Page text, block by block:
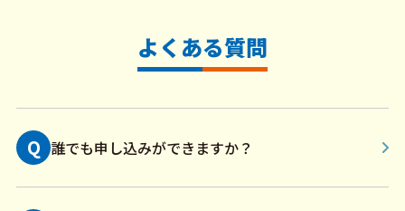
よくある質問
Q 誰でも申し込みができますか？